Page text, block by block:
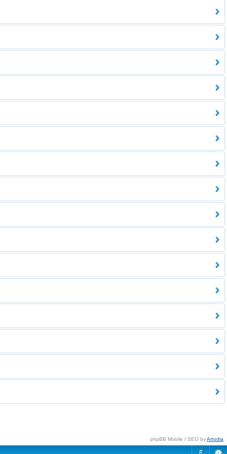
phpBB Mobile / SEO byArtodia
#